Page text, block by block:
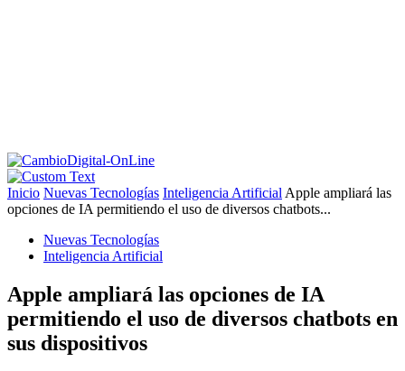
Inicio Nuevas Tecnologías Inteligencia Artificial Apple ampliará las
opciones de IA permitiendo el uso de diversos chatbots...
Nuevas Tecnologías
Inteligencia Artificial
Apple ampliará las opciones de IA
permitiendo el uso de diversos chatbots en
sus dispositivos